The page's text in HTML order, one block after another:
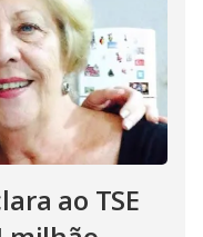
ao TSE